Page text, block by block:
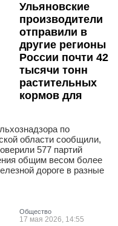
Ульяновские
производители
отправили в
другие регионы
России почти 42
тысячи тонн
растительных
кормов для
по
области сообщили,
577 партий
общим весом более
дороге в разные
Общество
17 мая 2026, 14:55